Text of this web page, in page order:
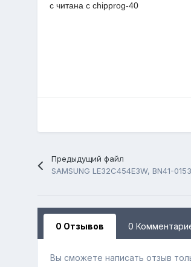
с читана с chipprog-40
Предыдущий файл
SAMSUNG LE32C454E3W, BN41-
0 Отзывов 0
Вы сможете написать отзыв